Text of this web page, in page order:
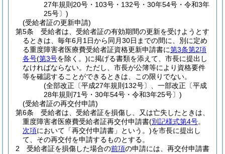
27年規則20号・103号・132号・30年54号・令和3年
25号〕)
(受給者証の更新申請)
第5条
受給者は、受給者証の有効期間の更新を受けようとす
るときは、毎年6月1日から同月30日までの間に、別に定め
る重度障害者医療費受給者証資格更新申請書に第3条第2項
各号(第3号を除く。)に掲げる書類を添えて、市長に提出し
なければならない。 ただし、市長が公簿等により資格要件
等を確認することができるときは、この限りでない。
(全部改正〔平成27年規則132号〕、一部改正〔平成
28年規則71号・30年54号・令和3年25号〕)
(受給者証の再交付申請)
第6条
受給者は、受給者証を損傷し、又は亡失したときは、
重度障害者医療費受給者証再交付申請書(別記様式第4号。
次項において「再交付申請書」という。)を市長に提出し
て、その再交付を申請するものとする。
2
受給者証を損傷した場合の前項の申請には、再交付申請書